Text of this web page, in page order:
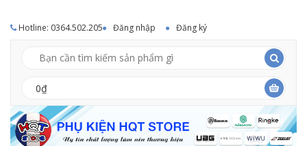
Hotline: 0364.502.205 Đăng nhập Đăng ký
0₫